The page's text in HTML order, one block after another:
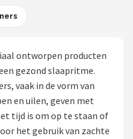
ontworpen producten
gezond slaapritme.
vaak in de vorm van
en uilen, geven met
tijd is om op te staan of
het gebruik van zachte